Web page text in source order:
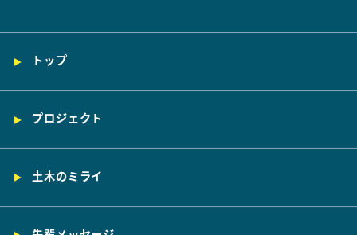
トップ
プロジェクト
土木のミライ